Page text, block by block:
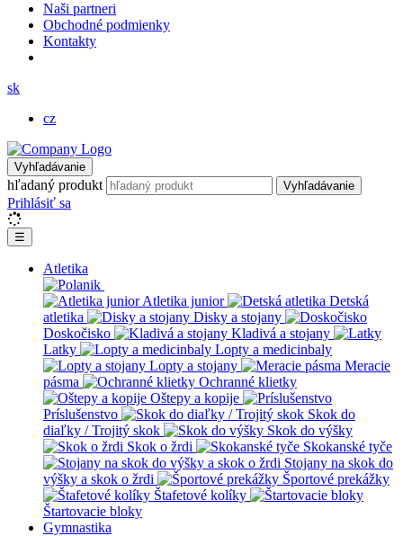
Naši partneri
Obchodné podmienky
Kontakty
sk
cz
Vyhľadávanie
hľadaný produkt Vyhľadávanie
Prihlásiť sa
☰
Atletika
Atletika junior
Detská
atletika
Disky a stojany
Doskočisko
Kladivá a stojany
Latky
Lopty a medicinbaly
Lopty a stojany
Meracie
pásma
Ochranné klietky
Oštepy a kopije
Príslušenstvo
Skok do
diaľky / Trojitý skok
Skok do výšky
Skok o žrdi
Skokanské tyče
Stojany na skok do
výšky a skok o žrdi
Športové prekážky
Štafetové kolíky
Štartovacie bloky
Gymnastika